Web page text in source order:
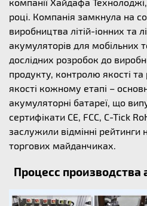
році. Компанія замкнула на
виробництва літій-іонних та
акумуляторів для мобільних
дослідних розробок до
продукту, контролю якості та
якості кожному етапі –
акумуляторні батареї, що
сертифікати CE, FCC, C-Tick
заслужили відмінні рейтинги
торгових майданчиках.
Процесс производства